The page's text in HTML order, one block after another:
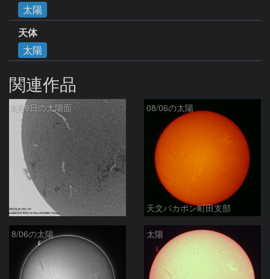
太陽
天体
太陽
関連作品
8月6日の太陽面
ta-o
08/06の太陽
天文バカボン町田支部
8/06の太陽 太陽